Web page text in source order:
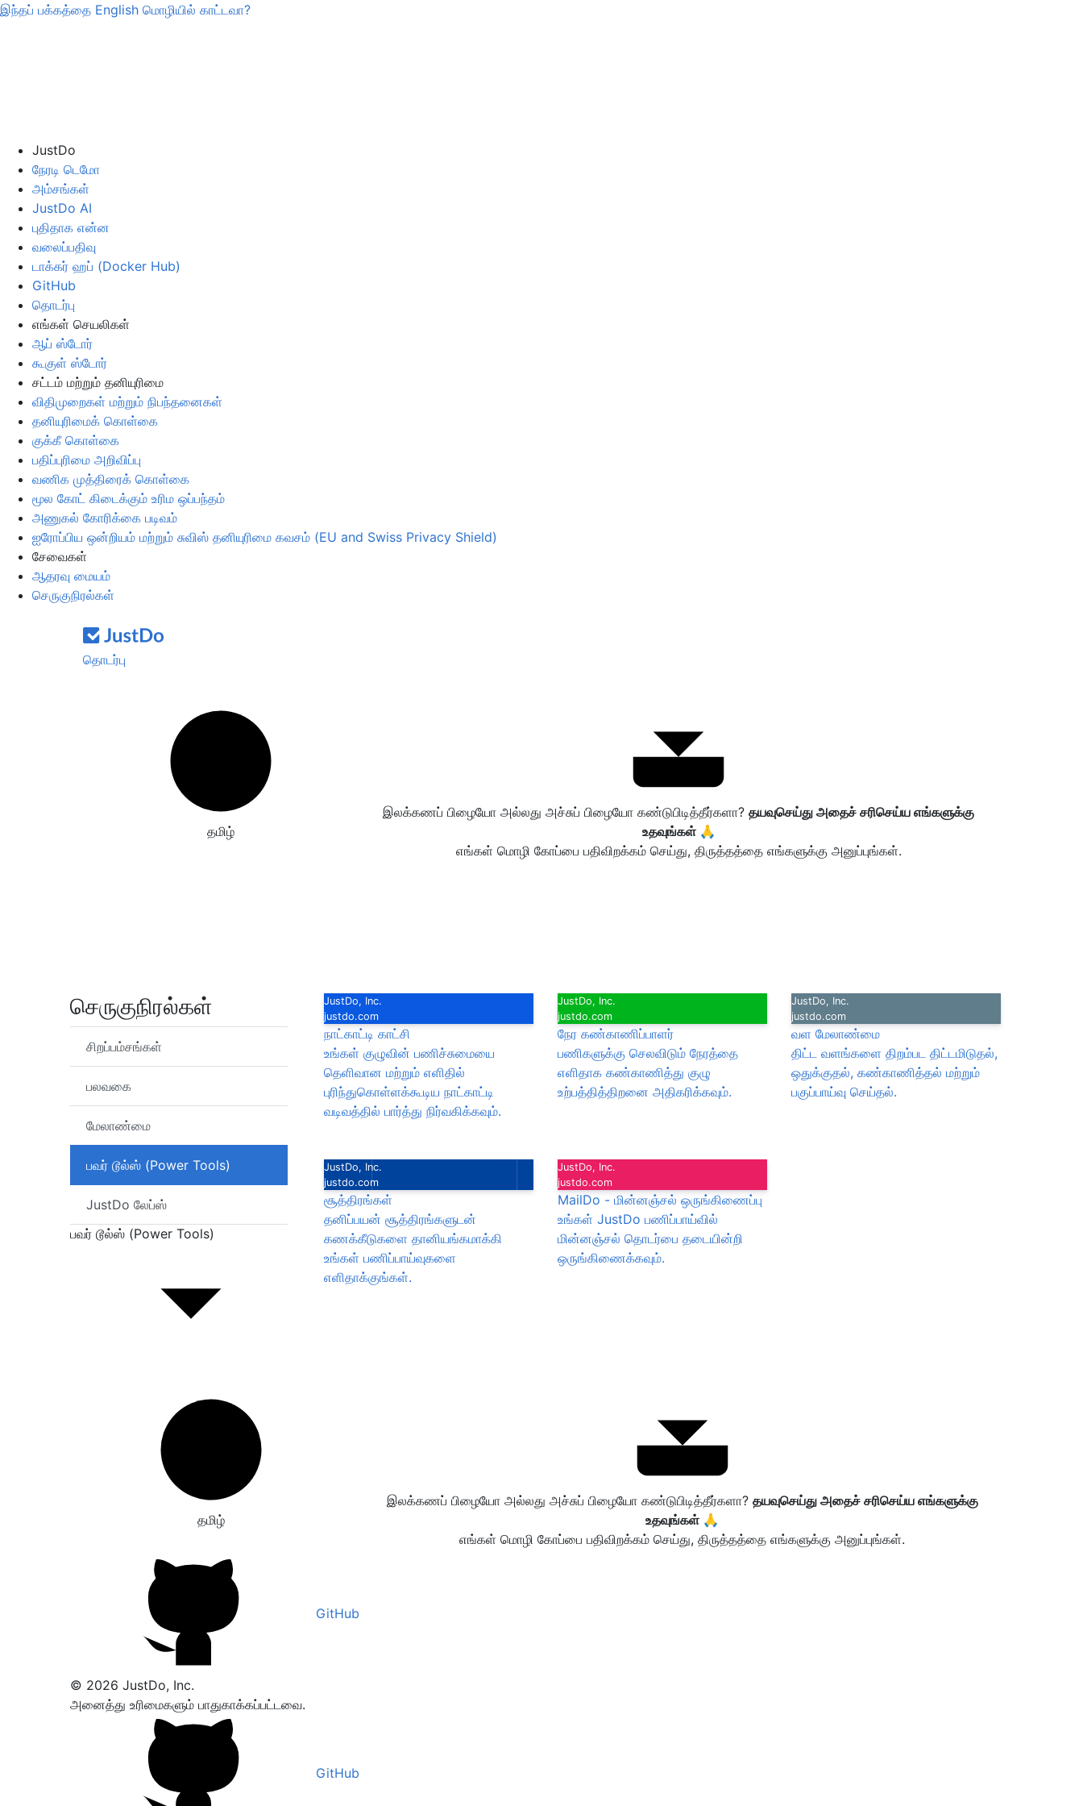
இந்தப் பக்கத்தை English மொழியில் காட்டவா?
JustDo
நேரடி டெமோ
அம்சங்கள்
JustDo AI
புதிதாக என்ன
வலைப்பதிவு
டாக்கர் ஹப் (Docker Hub)
GitHub
தொடர்பு
எங்கள் செயலிகள்
ஆப் ஸ்டோர்
கூகுள் ஸ்டோர்
சட்டம் மற்றும் தனியுரிமை
விதிமுறைகள் மற்றும் நிபந்தனைகள்
தனியுரிமைக் கொள்கை
குக்கீ கொள்கை
பதிப்புரிமை அறிவிப்பு
வணிக முத்திரைக் கொள்கை
மூல கோட் கிடைக்கும் உரிம ஒப்பந்தம்
அணுகல் கோரிக்கை படிவம்
ஐரோப்பிய ஒன்றியம் மற்றும் சுவிஸ் தனியுரிமை கவசம் (EU and Swiss Privacy Shield)
சேவைகள்
ஆதரவு மையம்
செருகுநிரல்கள்
தொடர்பு
தமிழ்
இலக்கணப் பிழையோ அல்லது அச்சுப் பிழையோ கண்டுபிடித்தீர்களா?தயவுசெய்து அதைச் சரிசெய்ய எங்களுக்கு
உதவுங்கள் 🙏
எங்கள் மொழி கோப்பை பதிவிறக்கம் செய்து, திருத்தத்தை எங்களுக்கு அனுப்புங்கள்.
செருகுநிரல்கள்
சிறப்பம்சங்கள்
பலவகை
மேலாண்மை
பவர் டூல்ஸ் (Power Tools)
JustDo லேப்ஸ்
பவர் டூல்ஸ் (Power Tools)
JustDo, Inc.
justdo.com
நாட்காட்டி காட்சி
உங்கள் குழுவின் பணிச்சுமையை
தெளிவான மற்றும் எளிதில்
புரிந்துகொள்ளக்கூடிய நாட்காட்டி
வடிவத்தில் பார்த்து நிர்வகிக்கவும்.
JustDo, Inc.
justdo.com
நேர கண்காணிப்பாளர்
பணிகளுக்கு செலவிடும் நேரத்தை
எளிதாக கண்காணித்து குழு
உற்பத்தித்திறனை அதிகரிக்கவும்.
JustDo, Inc.
justdo.com
வள மேலாண்மை
திட்ட வளங்களை திறம்பட திட்டமிடுதல்,
ஒதுக்குதல், கண்காணித்தல் மற்றும்
பகுப்பாய்வு செய்தல்.
JustDo, Inc.
justdo.com
சூத்திரங்கள்
தனிப்பயன் சூத்திரங்களுடன்
கணக்கீடுகளை தானியங்கமாக்கி
உங்கள் பணிப்பாய்வுகளை
எளிதாக்குங்கள்.
JustDo, Inc.
justdo.com
MailDo - மின்னஞ்சல் ஒருங்கிணைப்பு
உங்கள் JustDo பணிப்பாய்வில்
மின்னஞ்சல் தொடர்பை தடையின்றி
ஒருங்கிணைக்கவும்.
தமிழ்
இலக்கணப் பிழையோ அல்லது அச்சுப் பிழையோ கண்டுபிடித்தீர்களா? தயவுசெய்து அதைச் சரிசெய்ய எங்களுக்கு
உதவுங்கள் 🙏
எங்கள் மொழி கோப்பை பதிவிறக்கம் செய்து, திருத்தத்தை எங்களுக்கு அனுப்புங்கள்.
GitHub
© 2026 JustDo, Inc.
அனைத்து உரிமைகளும் பாதுகாக்கப்பட்டவை.
GitHub